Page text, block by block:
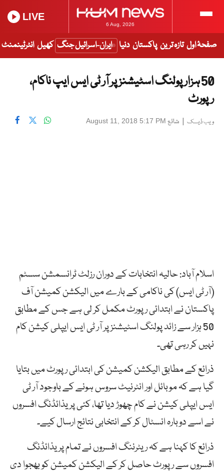
6 Aug, 2026
LIVE
صفحۂ اول تازہ ترین پاکستان دنیا ایران-اسرائیل جنگ کھیل انٹرٹینمنٹ
50 ہزار پولنگ اسٹیشنز پر آر ٹی ایس ایپ ناکام،
رپورٹ
ویب ڈیسک | شائع August 11, 2018 5:17 PM
اسلام آباد: حالیہ انتخابات کے دوران رزلٹ ٹرانسمشن سسٹم
(آر ٹی ایس) کی ناکامی کے بارے میں الیکشن کمیشن آف
پاکستان نے ابتدائی رپورٹ مکمل کر لی ہے جس کے مطابق
50 ہزار سے زائد پولنگ اسٹیشنز پر آر ٹی ایس ایپلی کیشن کام
نہیں کر رہی تھی۔
ذرائع کے مطابق الیکشن کمیشن کی ابتدائی رپورٹ میں بتایا
گیا ہے کہ موبائل اور انٹرنیٹ سروس ہونے کے باوجود آر ٹی
ایس ایپلی کیشن نے کام چھوڑ دیا تھا، کئی پریذائڈنگ افسروں
نے اسے دوبارہ انسٹال کر کے انتخابی نتائج ارسال کیے۔
ذرائع کا کہنا ہے کہ ریٹرننگ افسروں نے تمام پریذائڈنگ
افسروں سے رپورٹ حاصل کر کے الیکشن کمیشن کو بھجوا دی